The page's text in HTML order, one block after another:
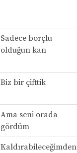
Sadece borçlu
olduğun kan
Biz bir çifttik
Ama seni orada
gördüm
Kaldırabileceğimden